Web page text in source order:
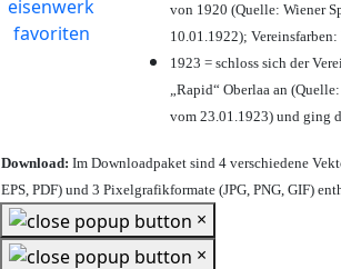
von 1920 (Quelle: Wiener
10.01.1922);
1923 = schloss sich der
„Rapid“ Oberlaa an
vom 23.01.1923) und ging
Download: Im Downloadpaket sind 4 verschiedene
EPS, PDF) und 3 Pixelgrafikformate (JPG, PNG, GIF)
×
×